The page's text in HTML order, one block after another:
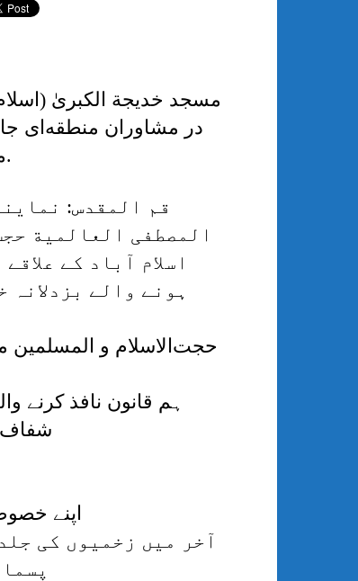
مسجد خدیجة الکبریٰ
در مشاوران منطقه‌ای
محمد شاهد رضا خان کی شدید الفاظ میں مذمت.
​قم المقدس:
المصطفی العالمیة
اسلام آباد کے
ہونے والے
حجت‌الاسلام و
ہم قانون نافذ کرنے
شفاف
اپنے
آخر میں زخمیوں کی